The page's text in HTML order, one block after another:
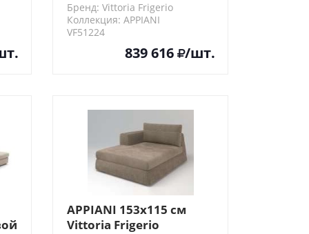
места (левый/правый
угол)
Бренд: Vittoria Frigerio
Коллекция: APPIANI
VF51224
839 616 /шт.
APPIANI 153х115 см
Vittoria Frigerio